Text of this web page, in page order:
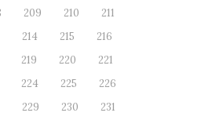
209 210
211
214 215
216
219 220
221
224 225
226
229 230
231